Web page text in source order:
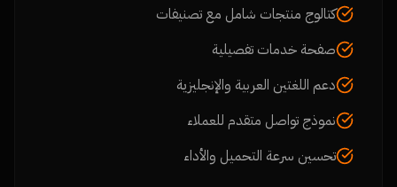
كتالوج منتجات شامل مع تصنيفات
صفحة خدمات تفصيلية
دعم اللغتين العربية والإنجليزية
نموذج تواصل متقدم للعملاء
تحسين سرعة التحميل والأداء